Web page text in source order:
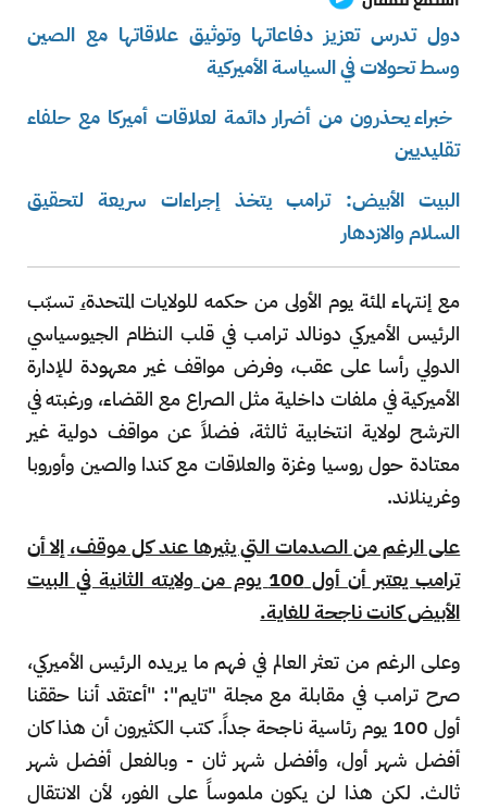
دول تدرس تعزيز دفاعاتها وتوثيق علاقاتها مع الصين
وسط تحولات في السياسة الأميركية
خبراء يحذرون من أضرار دائمة لعلاقات أميركا مع حلفاء
تقليديين
البيت الأبيض: ترامب يتخذ إجراءات سريعة لتحقيق
السلام والازدهار
مع إنتهاء المئة يوم الأولى من حكمه للولايات المتحدة، تسبّب
الرئيس الأميركي دونالد ترامب في قلب النظام الجيوسياسي
الدولي رأسا على عقب، وفرض مواقف غير معهودة للإدارة
الأميركية في ملفات داخلية مثل الصراع مع القضاء، ورغبته في
الترشح لولاية انتخابية ثالثة، فضلاً عن مواقف دولية غير
معتادة حول روسيا وغزة والعلاقات مع كندا والصين وأوروبا
وغرينلاند.
على الرغم من الصدمات التي يثيرها عند كل موقف، إلا أن
ترامب يعتبر أن أول 100 يوم من ولايته الثانية في البيت
الأبيض كانت ناجحة للغاية.
وعلى الرغم من تعثر العالم في فهم ما يريده الرئيس الأميركي،
صرح ترامب في مقابلة مع مجلة "تايم": "أعتقد أننا حققنا
أول 100 يوم رئاسية ناجحة جداً. كتب الكثيرون أن هذا كان
أفضل شهر أول، وأفضل شهر ثان - وبالفعل أفضل شهر
ثالث. لكن هذا لن يكون ملموساً على الفور، لأن الانتقال